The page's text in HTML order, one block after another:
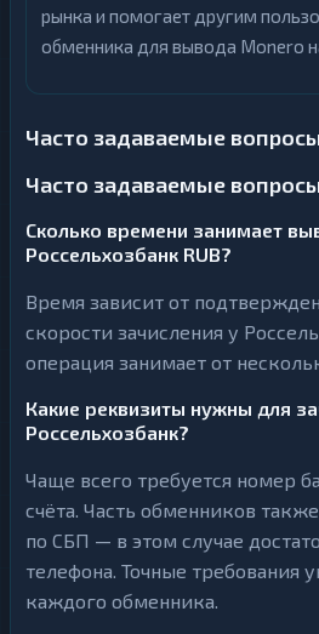
рынка и помогает другим
обменника для вывода Monero
Часто задаваемые
Часто задаваемые
Сколько времени занимает
Россельхозбанк RUB?
Время зависит от
скорости зачисления у
операция занимает от
Какие реквизиты нужны для
Россельхозбанк?
Чаще всего требуется номер
счёта. Часть обменников
по СБП — в этом случае
телефона. Точные требования
каждого обменника.